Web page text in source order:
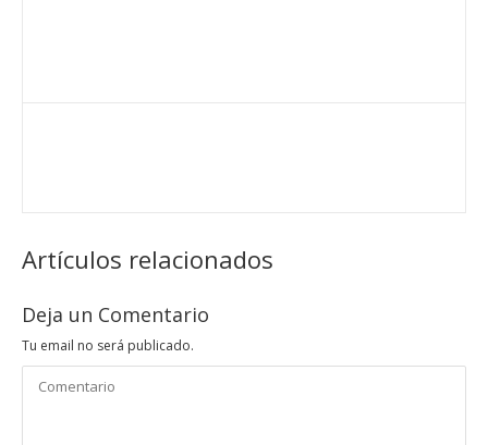
Artículos relacionados
Deja un Comentario
Tu email no será publicado.